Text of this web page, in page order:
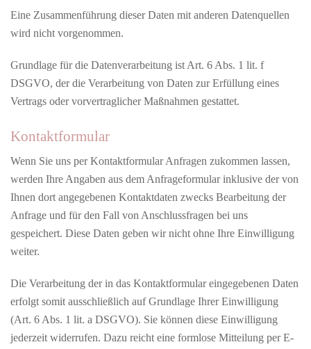
Eine Zusammenführung dieser Daten mit anderen Datenquellen
wird nicht vorgenommen.
Grundlage für die Datenverarbeitung ist Art. 6 Abs. 1 lit. f
DSGVO, der die Verarbeitung von Daten zur Erfüllung eines
Vertrags oder vorvertraglicher Maßnahmen gestattet.
Kontaktformular
Wenn Sie uns per Kontaktformular Anfragen zukommen lassen,
werden Ihre Angaben aus dem Anfrageformular inklusive der von
Ihnen dort angegebenen Kontaktdaten zwecks Bearbeitung der
Anfrage und für den Fall von Anschlussfragen bei uns
gespeichert. Diese Daten geben wir nicht ohne Ihre Einwilligung
weiter.
Die Verarbeitung der in das Kontaktformular eingegebenen Daten
erfolgt somit ausschließlich auf Grundlage Ihrer Einwilligung
(Art. 6 Abs. 1 lit. a DSGVO). Sie können diese Einwilligung
jederzeit widerrufen. Dazu reicht eine formlose Mitteilung per E-